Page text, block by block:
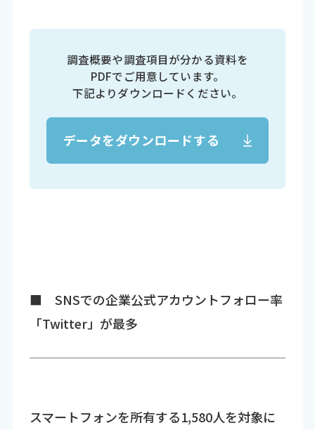
調査概要や調査項目が分かる資料を
PDFでご用意しています。
下記よりダウンロードください。
データをダウンロードする
■ SNSでの企業公式アカウントフォロー率
「Twitter」が最多
スマートフォンを所有する1,580人を対象に